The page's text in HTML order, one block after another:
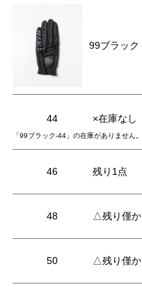
99ブラック
44 ×在庫なし
「99ブラック-44」の在庫がありません。
46 残り1点
48 △残り僅か
50 △残り僅か